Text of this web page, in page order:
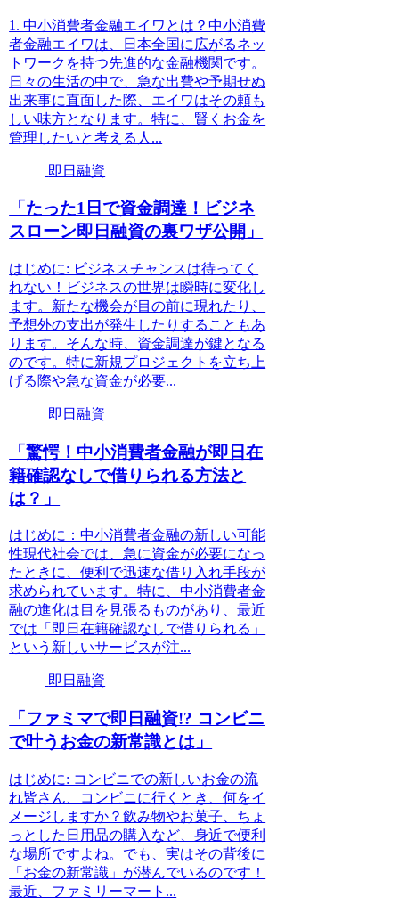
1. 中小消費者金融エイワとは？中小消費
者金融エイワは、日本全国に広がるネッ
トワークを持つ先進的な金融機関です。
日々の生活の中で、急な出費や予期せぬ
出来事に直面した際、エイワはその頼も
しい味方となります。特に、賢くお金を
管理したいと考える人...
即日融資
「たった1日で資金調達！ビジネ
スローン即日融資の裏ワザ公開」
はじめに: ビジネスチャンスは待ってく
れない！ビジネスの世界は瞬時に変化し
ます。新たな機会が目の前に現れたり、
予想外の支出が発生したりすることもあ
ります。そんな時、資金調達が鍵となる
のです。特に新規プロジェクトを立ち上
げる際や急な資金が必要...
即日融資
「驚愕！中小消費者金融が即日在
籍確認なしで借りられる方法と
は？」
はじめに：中小消費者金融の新しい可能
性現代社会では、急に資金が必要になっ
たときに、便利で迅速な借り入れ手段が
求められています。特に、中小消費者金
融の進化は目を見張るものがあり、最近
では「即日在籍確認なしで借りられる」
という新しいサービスが注...
即日融資
「ファミマで即日融資!? コンビニ
で叶うお金の新常識とは」
はじめに: コンビニでの新しいお金の流
れ皆さん、コンビニに行くとき、何をイ
メージしますか？飲み物やお菓子、ちょ
っとした日用品の購入など、身近で便利
な場所ですよね。でも、実はその背後に
「お金の新常識」が潜んでいるのです！
最近、ファミリーマート...